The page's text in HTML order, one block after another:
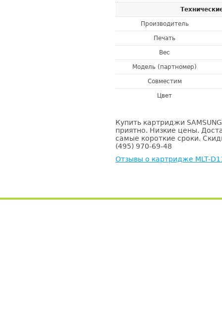
Производитель
Печать
Вес
Модель (партномер)
Совместим
Цвет
Купить картриджи
приятно. Низкие цены.
самые короткие сроки.
(495) 970-69-48
Отзывы о картридже MLT-